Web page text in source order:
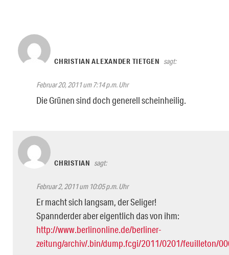
CHRISTIAN ALEXANDER TIETGEN sagt:
Februar 20, 2011 um 7:14 p.m. Uhr
Die Grünen sind doch generell scheinheilig.
CHRISTIAN sagt:
Februar 2, 2011 um 10:05 p.m. Uhr
Er macht sich langsam, der Seliger!
Spannderder aber eigentlich das von ihm:
http://www.berlinonline.de/berliner-
zeitung/archiv/.bin/dump.fcgi/2011/0201/feuilleton/